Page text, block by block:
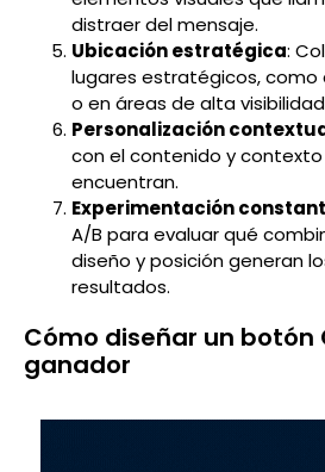
distraer del mensaje.
Ubicación estratégica:
lugares estratégicos, como
o en áreas de alta
Personalización
con el contenido y contexto
encuentran.
Experimentación
A/B para evaluar qué
diseño y posición generan
resultados.
Cómo diseñar un botón
ganador